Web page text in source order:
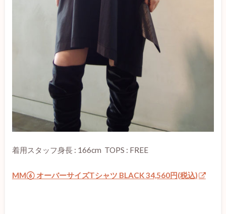
着用スタッフ身長 : 166cm TOPS : FREE
MM⑥ オーバーサイズTシャツ BLACK 34,560円(税込)